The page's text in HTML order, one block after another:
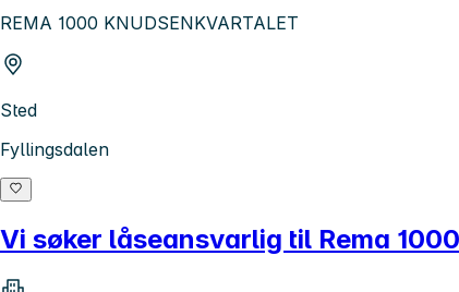
REMA 1000 KNUDSENKVARTALET
Sted
Fyllingsdalen
Vi søker låseansvarlig til Rema